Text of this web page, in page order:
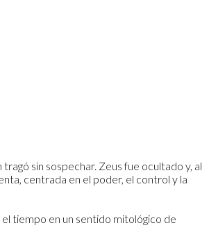
sin sospechar. Zeus fue ocultado y, al
centrada en el poder, el control y la
tiempo en un sentido mitológico de